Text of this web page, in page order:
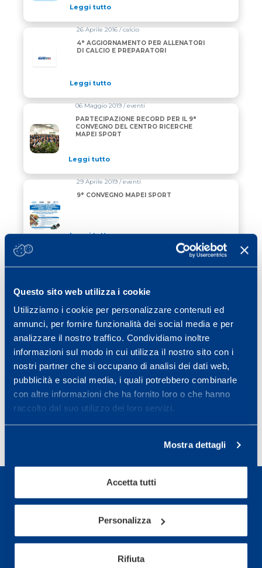
Questo sito web utilizza i cookie
Utilizziamo i cookie per personalizzare contenuti ed
annunci, per fornire funzionalità dei social media e per
analizzare il nostro traffico. Condividiamo inoltre
informazioni sul modo in cui utilizza il nostro sito con i
nostri partner che si occupano di analisi dei dati web,
pubblicità e social media, i quali potrebbero combinarle
con altre informazioni che ha fornito loro o che hanno
raccolto dal suo utilizzo dei loro servizi.
Mostra dettagli
Accetta tutti
Personalizza
Rifiuta
Leggi tutto
26 Aprile 2016 / calcio
4° AGGIORNAMENTO PER ALLENATORI
DI CALCIO E PREPARATORI
Leggi tutto
06 Maggio 2019 / eventi
PARTECIPAZIONE RECORD PER IL 9°
CONVEGNO DEL CENTRO RICERCHE
MAPEI SPORT
Leggi tutto
29 Aprile 2019 / eventi
9° CONVEGNO MAPEI SPORT
Leggi tutto
Leggi tutto
22 Ottobre 2017 / ciclismo
4° EDIZIONE “PEDALA CON ALDO”
Sport Service Mapei S.r.l. - Via Busto Fagnano 38,